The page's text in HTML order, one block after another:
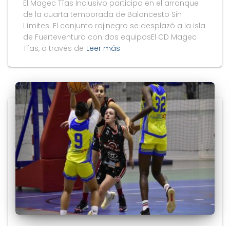
El Magec Tías Inclusivo participa en el arranque
de la cuarta temporada de Baloncesto Sin
Límites. El conjunto rojinegro se desplazó a la isla
de Fuerteventura con dos equiposEl CD Magec
Tías, a través de Leer más